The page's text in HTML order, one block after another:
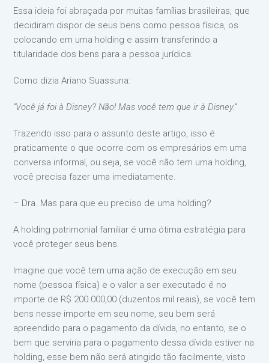
Essa ideia foi abraçada por muitas famílias brasileiras, que
decidiram dispor de seus bens como pessoa física, os
colocando em uma holding e assim transferindo a
titularidade dos bens para a pessoa jurídica.
Como dizia Ariano Suassuna:
“Você já foi à Disney? Não! Mas você tem que ir à Disney.”
Trazendo isso para o assunto deste artigo, isso é
praticamente o que ocorre com os empresários em uma
conversa informal, ou seja, se você não tem uma holding,
você precisa fazer uma imediatamente.
– Dra. Mas para que eu preciso de uma holding?
A holding patrimonial familiar é uma ótima estratégia para
você proteger seus bens.
Imagine que você tem uma ação de execução em seu
nome (pessoa física) e o valor a ser executado é no
importe de R$ 200.000,00 (duzentos mil reais), se você tem
bens nesse importe em seu nome, seu bem será
apreendido para o pagamento da dívida, no entanto, se o
bem que serviria para o pagamento dessa dívida estiver na
holding, esse bem não será atingido tão facilmente, visto